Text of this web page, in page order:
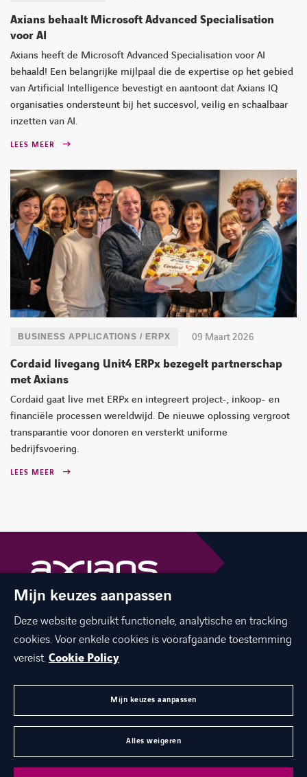
Axians behaalt Microsoft Advanced Specialisation
voor AI
Axians heeft de Microsoft Advanced Specialisation voor AI
behaald! Een belangrijke mijlpaal die de expertise op het gebied
van Artificial Intelligence bevestigt en aantoont dat Axians IQ
organisaties ondersteunt bij het succesvol, veilig en schaalbaar
inzetten van AI.
LEES MEER
09 Maart 2026
BUSINESS APPLICATIONS / ERPX
Cordaid livegang Unit4 ERPx bezegelt partnerschap
met Axians
Cordaid gaat live met ERPx en integreert project-, inkoop- en
financiële processen wereldwijd. De nieuwe oplossing vergroot
transparantie voor donoren en versterkt uniforme
bedrijfsvoering.
LEES MEER
The best of ICT with a human touch
linkedinyoutubefacebook
twitterinstagram
©Axians 2026
Mijn keuzes aanpassen
Deze website gebruikt functionele, analytische en tracking
cookies. Voor enkele cookies is voorafgaande toestemming
vereist.Cookie Policy
Mijn keuzes aanpassen
Alles weigeren